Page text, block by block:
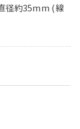
径約35mm (線